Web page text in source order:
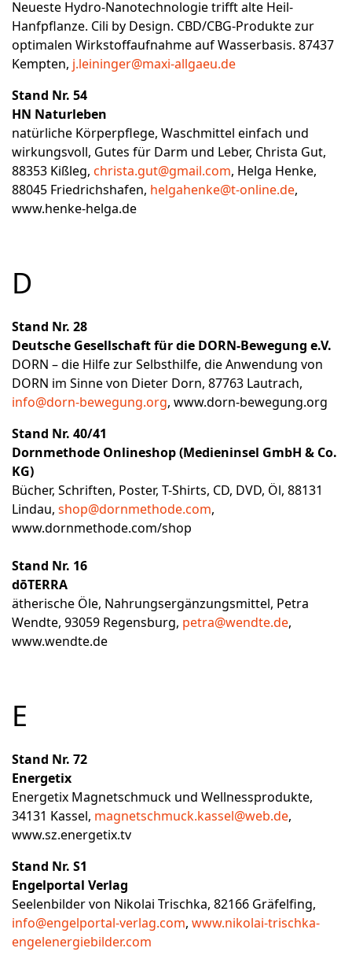
Neueste Hydro-Nanotechnologie trifft alte Heil-
Hanfpflanze. Cili by Design. CBD/CBG-Produkte zur
optimalen Wirkstoffaufnahme auf Wasserbasis. 87437
Kempten, j.leininger@maxi-allgaeu.de
Stand Nr. 54
HN Naturleben
natürliche Körperpflege, Waschmittel einfach und
wirkungsvoll, Gutes für Darm und Leber, Christa Gut,
88353 Kißleg, christa.gut@gmail.com, Helga Henke,
88045 Friedrichshafen, helgahenke@t-online.de,
www.henke-helga.de
D
Stand Nr. 28
Deutsche Gesellschaft für die DORN-Bewegung e.V.
DORN – die Hilfe zur Selbsthilfe, die Anwendung von
DORN im Sinne von Dieter Dorn, 87763 Lautrach,
info@dorn-bewegung.org, www.dorn-bewegung.org
Stand Nr. 40/41
Dornmethode Onlineshop (Medieninsel GmbH & Co.
KG)
Bücher, Schriften, Poster, T-Shirts, CD, DVD, Öl, 88131
Lindau, shop@dornmethode.com,
www.dornmethode.com/shop
Stand Nr. 16
dōTERRA
ätherische Öle, Nahrungsergänzungsmittel, Petra
Wendte, 93059 Regensburg, petra@wendte.de,
www.wendte.de
E
Stand Nr. 72
Energetix
Energetix Magnetschmuck und Wellnessprodukte,
34131 Kassel, magnetschmuck.kassel@web.de,
www.sz.energetix.tv
Stand Nr. S1
Engelportal Verlag
Seelenbilder von Nikolai Trischka, 82166 Gräfelfing,
info@engelportal-verlag.com, www.nikolai-trischka-
engelenergiebilder.com